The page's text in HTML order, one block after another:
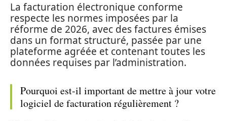
La facturation électronique conforme
respecte les normes imposées par la
réforme de 2026, avec des factures émises
dans un format structuré, passée par une
plateforme agréée et contenant toutes les
données requises par l’administration.
Pourquoi est-il important de mettre à jour votre
logiciel de facturation régulièrement ?